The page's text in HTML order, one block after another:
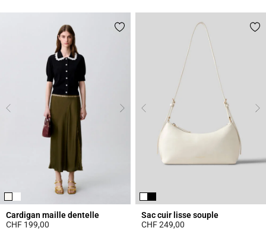
Cardigan maille dentelle
CHF 199,00
Sac cuir lisse souple
CHF 249,00